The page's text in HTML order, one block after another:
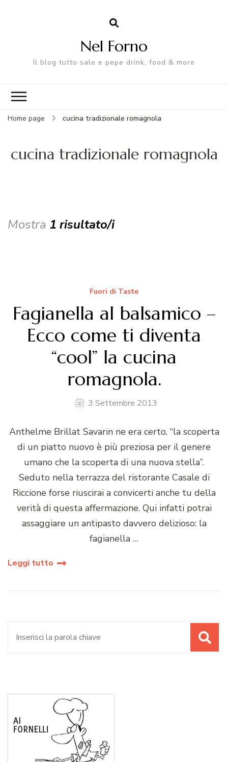
Nel Forno
Il blog tutto sale e pepe drink, food & more
Home page cucina tradizionale romagnola
cucina tradizionale romagnola
Mostra 1 risultato/i
Fuori di Taste
Fagianella al balsamico –
Ecco come ti diventa
“cool” la cucina
romagnola.
3 Settembre 2013
Anthelme Brillat Savarin ne era certo, “la scoperta
di un piatto nuovo è più preziosa per il genere
umano che la scoperta di una nuova stella”.
Seduto nella terrazza del ristorante Casale di
Riccione forse riuscirai a convicerti anche tu della
verità di questa affermazione. Qui infatti potrai
assaggiare un antipasto davvero delizioso: la
fagianella …
Leggi tutto